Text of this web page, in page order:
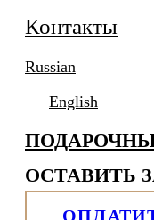
Контакты
Russian
English
ОСТАВИТЬ